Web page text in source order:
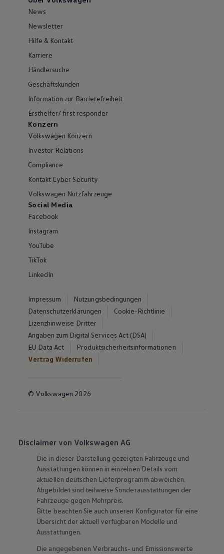
News
Newsletter
Hilfe & Kontakt
Karriere
Händlersuche
Geschäftskunden
Information zur Barrierefreiheit
Ersthelfer/ first responder
Konzern
Volkswagen Konzern
Investor Relations
Compliance
Kontakt Cyber Security
Volkswagen Nutzfahrzeuge
Social Media
Facebook
Instagram
YouTube
TikTok
LinkedIn
Impressum
Nutzungsbedingungen
Datenschutzerklärungen
Cookie-Richtlinie
Lizenzhinweise Dritter
Angaben zum Digital Services Act (DSA)
EU Data Act
Produktsicherheitsinformationen
Vertrag Widerrufen
© Volkswagen 2026
Disclaimer von Volkswagen AG
Die in dieser Darstellung gezeigten Fahrzeuge und
Ausstattungen können in einzelnen Details vom
aktuellen deutschen Lieferprogramm abweichen.
Abgebildet sind teilweise Sonderausstattungen der
Fahrzeuge gegen Mehrpreis.
Bitte beachten Sie auch unseren Konfigurator für eine
Übersicht der aktuell verfügbaren Modelle und
Ausstattungen.
Die angegebenen Verbrauchs- und Emissionswerte